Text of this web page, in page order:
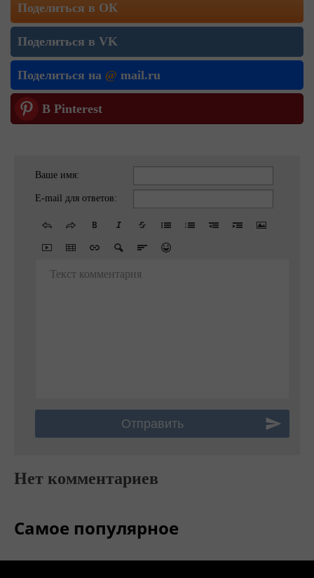
Поделиться в ОК
Поделиться в VK
Поделиться на @ mail.ru
В Pinterest
Ваше имя:
E-mail для ответов:
Текст комментария
Нет комментариев
Самое популярное